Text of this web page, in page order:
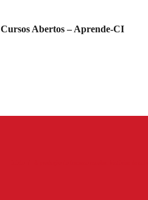
Cursos Abertos – Aprende-CI